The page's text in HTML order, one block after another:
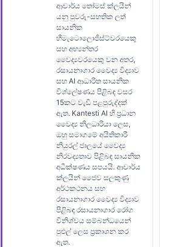
ආචාර්ය තෝමස් ක්ලයින්
යනු පුවරු-සහතික ලත්
සායනික
හීමැටොලොජිස්ට්වරයෙකු
සහ අභ්‍යන්තර
වෛද්‍යවරයෙකු වන අතර,
රසායනාගාර වෛද්‍ය විද්‍යාව
සහ AI ආධාරිත සායනික
විශ්ලේෂණය පිළිබඳ වසර
15කට වැඩි පළපුරුද්දක්
ඇත. Kantesti AI හි ප්‍රධාන
වෛද්‍ය නිලධාරියා ලෙස,
ඔහු සමාගමේ අයිතිකාරී
නියුරල් ජාලයේ වෛද්‍ය
නිරවද්‍යතාව පිළිබඳ සායනික
අධීක්ෂණය සපයයි. ආචාර්ය
ක්ලයින් ජෛව සලකුණු
අර්ථකථනය සහ
රසායනාගාර වෛද්‍ය විද්‍යාව
පිළිබඳ රසායනාගාර රෝග
විනිශ්චය සම්බන්ධයෙන්
පුළුල් ලෙස ප්‍රකාශන කර
ඇත.